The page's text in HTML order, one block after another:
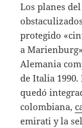
Los planes
protegido
a
Alemania
de Italia
quedó
colombiana,
emirati y la